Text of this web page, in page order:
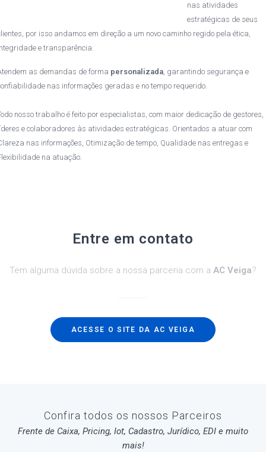
nas atividades
estratégicas de seus
por isso andamos em direção a um novo caminho regido pela ética,
e transparência.
as demandas de forma personalizada, garantindo segurança e
nas informações geradas e no tempo requerido.
nosso trabalho é feito por especialistas, com maior dedicação de gestores,
e colaboradores às atividades estratégicas. Orientados a atuar com
nas informações, Otimização de tempo, Qualidade nas entregas e
na atuação.
Entre em contato
Tem alguma dúvida sobre a nossa parceria com a AC Veiga?
ACESSE O SITE DA AC VEIGA
Confira todos os nossos Parceiros
Frente de Caixa, Pricing, Iot, Cadastro, Jurídico, EDI e muito
mais!